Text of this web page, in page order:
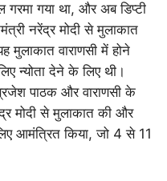
गरमा गया था, और अब डिप्टी
नरेंद्र मोदी से मुलाकात
मुलाकात वाराणसी में होने
न्योता देने के लिए थी।
पाठक और वाराणसी के
मोदी से मुलाकात की और
आमंत्रित किया, जो 4 से 11